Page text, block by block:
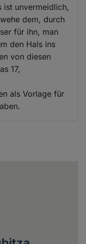
ist unvermeidlich,
dem, durch
für ihn, man
den Hals ins
von diesen
17,
als Vorlage für